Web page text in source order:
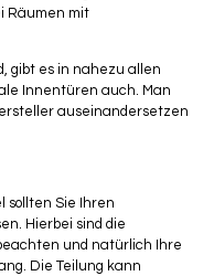
Räumen mit
gibt es in nahezu allen
Innentüren auch. Man
auseinandersetzen
sollten Sie Ihren
Hierbei sind die
und natürlich Ihre
Die Teilung kann